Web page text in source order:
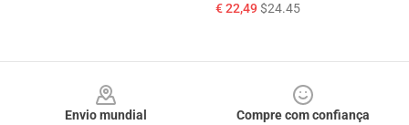
€ 22,49$24.45
Envio mundial
Compre com confiança